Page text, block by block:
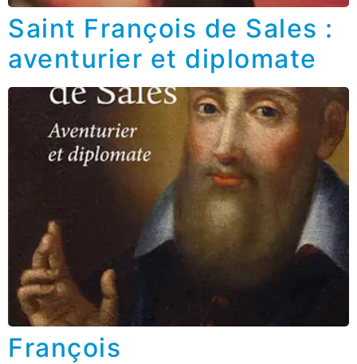
Saint François de Sales :
aventurier et diplomate
François